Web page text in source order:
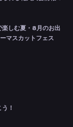
楽しむ夏・8月のお出
マスカットフェス
！